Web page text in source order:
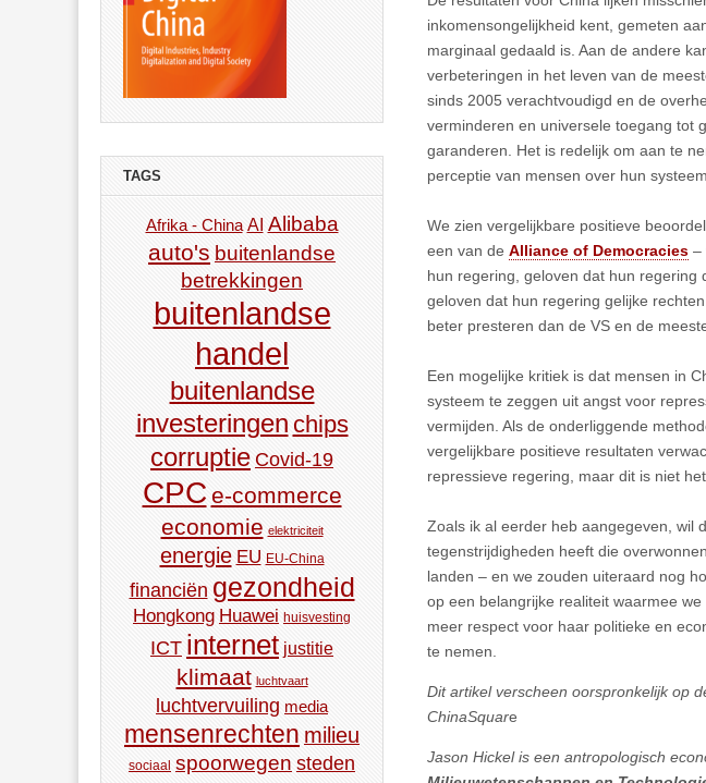
inkomensongelijkheid kent, gemeten
marginaal gedaald is. Aan de andere
verbeteringen in het leven van de
sinds 2005 verachtvoudigd en de
verminderen en universele toegang tot
garanderen. Het is redelijk om aan te
perceptie van mensen over hun
We zien vergelijkbare positieve
een van de Alliance of Democracies –
hun regering, geloven dat hun regering
geloven dat hun regering gelijke
beter presteren dan de VS en de
Een mogelijke kritiek is dat mensen in
systeem te zeggen uit angst voor
vermijden. Als de onderliggende
vergelijkbare positieve resultaten
repressieve regering, maar dit is niet
Zoals ik al eerder heb aangegeven, wil
tegenstrijdigheden heeft die
landen – en we zouden uiteraard nog
op een belangrijke realiteit waarmee
meer respect voor haar politieke en
te nemen.
Dit artikel verscheen oorspronkelijk op
ChinaSquare
Jason Hickel is een antropologisch
TAGS
Afrika - China AI Alibaba
auto's buitenlandse
betrekkingen
buitenlandse
handel
buitenlandse
investeringen chips
corruptie Covid-19
CPC e-commerce
economie elektriciteit
energie EU EU-China
financiën gezondheid
Hongkong Huawei huisvesting
ICT internet justitie
klimaat luchtvaart
luchtvervuiling media
mensenrechten milieu
sociaal spoorwegen steden